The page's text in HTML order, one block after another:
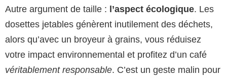
Autre argument de taille : l’aspect écologique. Les
dosettes jetables génèrent inutilement des déchets,
alors qu’avec un broyeur à grains, vous réduisez
votre impact environnemental et profitez d’un café
véritablement responsable. C’est un geste malin pour